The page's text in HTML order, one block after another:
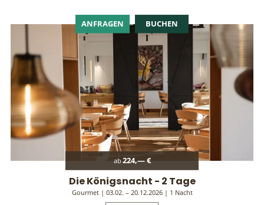
ANFRAGEN BUCHEN
ab224,— €
Die Königsnacht - 2 Tage
Gourmet | 03.02. – 20.12.2026 | 1 Nacht